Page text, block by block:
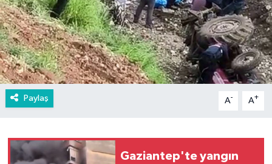
Paylaş A- A+
Gaziantep'te yangın